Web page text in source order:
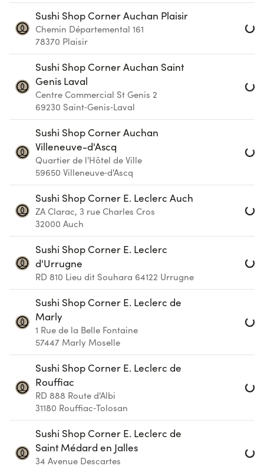
Sushi Shop Corner Auchan Plaisir
Chemin Départemental 161
78370 Plaisir
Sushi Shop Corner Auchan Saint
Genis Laval
Centre Commercial St Genis 2
69230 Saint‑Genis‑Laval
Sushi Shop Corner Auchan
Villeneuve-d'Ascq
Quartier de l'Hôtel de Ville
59650 Villeneuve‑d'Ascq
Sushi Shop Corner E. Leclerc Auch
ZA Clarac, 3 rue Charles Cros
32000 Auch
Sushi Shop Corner E. Leclerc
d'Urrugne
RD 810 Lieu dit Souhara 64122 Urrugne
Sushi Shop Corner E. Leclerc de
Marly
1 Rue de la Belle Fontaine
57447 Marly Moselle
Sushi Shop Corner E. Leclerc de
Rouffiac
RD 888 Route d'Albi
31180 Rouffiac‑Tolosan
Sushi Shop Corner E. Leclerc de
Saint Médard en Jalles
34 Avenue Descartes